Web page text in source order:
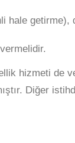
hale
hizmeti de
Diğer